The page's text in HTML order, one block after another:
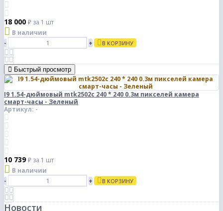
18 000 ₽ за 1 шт
В наличии
-
+ В КОРЗИНУ
Быстрый просмотр
I9 1.54-дюймовый mtk2502c 240 * 240 0.3м пикселей камера
смарт-часы - Зеленый
Артикул: -
10 739₽ за 1 шт
В наличии
-
+ В КОРЗИНУ
Новости